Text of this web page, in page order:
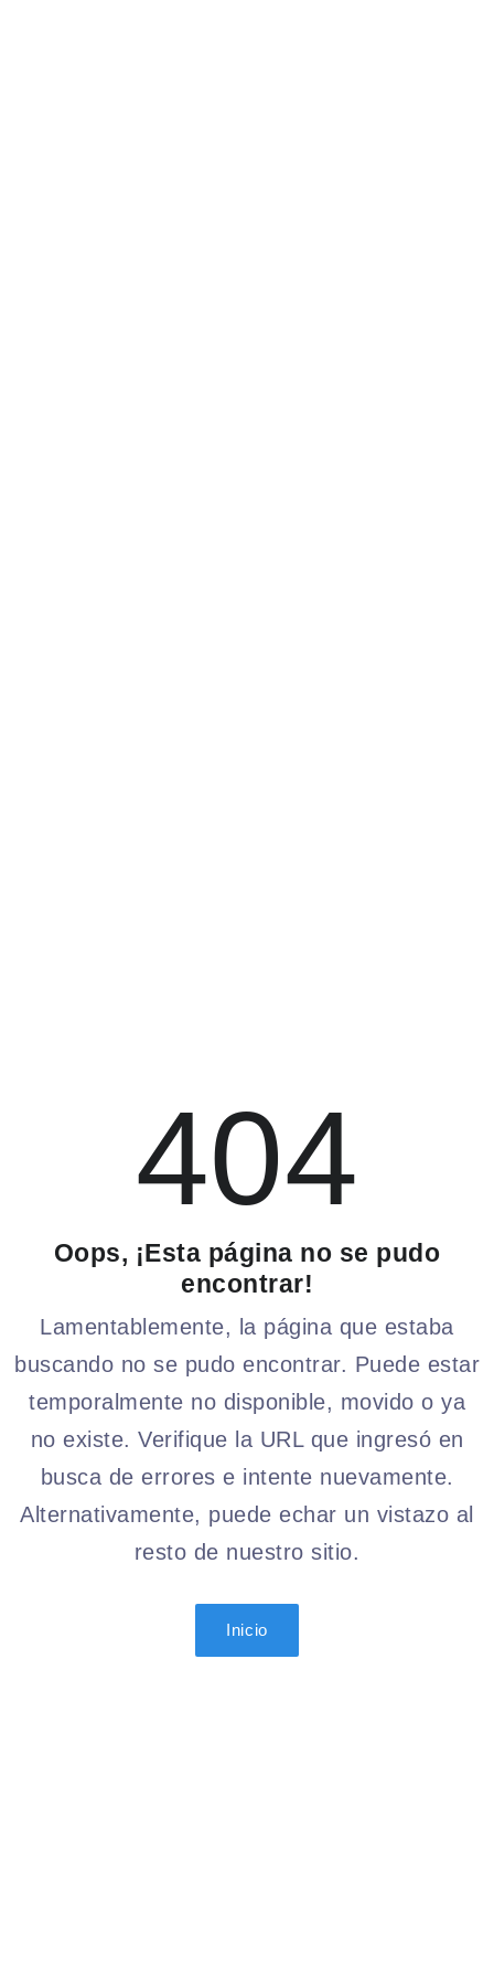
404
Oops, ¡Esta página no se pudo
encontrar!
Lamentablemente, la página que estaba
buscando no se pudo encontrar. Puede estar
temporalmente no disponible, movido o ya
no existe. Verifique la URL que ingresó en
busca de errores e intente nuevamente.
Alternativamente, puede echar un vistazo al
resto de nuestro sitio.
Inicio